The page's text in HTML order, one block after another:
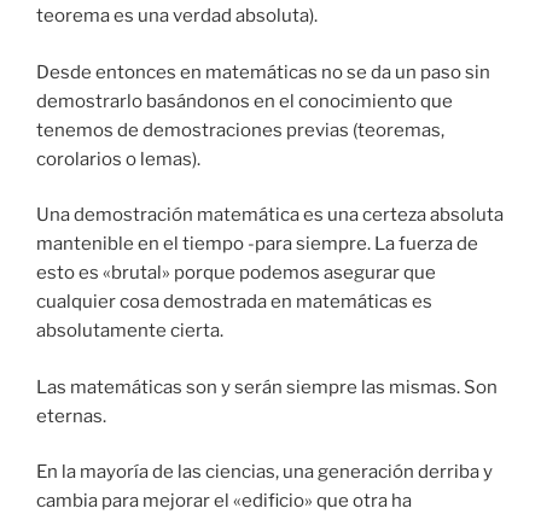
teorema es una verdad absoluta).
Desde entonces en matemáticas no se da un paso sin
demostrarlo basándonos en el conocimiento que
tenemos de demostraciones previas (teoremas,
corolarios o lemas).
Una demostración matemática es una certeza absoluta
mantenible en el tiempo -para siempre. La fuerza de
esto es «brutal» porque podemos asegurar que
cualquier cosa demostrada en matemáticas es
absolutamente cierta.
Las matemáticas son y serán siempre las mismas. Son
eternas.
En la mayoría de las ciencias, una generación derriba y
cambia para mejorar el «edificio» que otra ha